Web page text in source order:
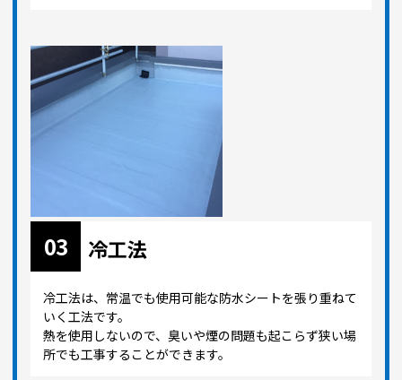
03 冷工法
冷工法は、常温でも使用可能な防水シートを張り重ねて
いく工法です。
熱を使用しないので、臭いや煙の問題も起こらず狭い場
所でも工事することができます。